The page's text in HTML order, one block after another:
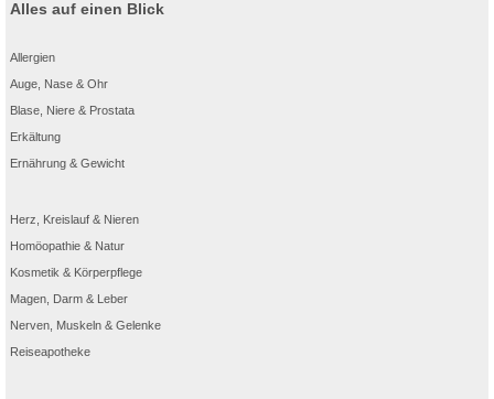
Seit über 70 Jahren der Experte bei Bauchschmerzen und -
krämpfen!
1. Haben Buscopan ®
Antwort:Buscopan
Alles auf einen Blick
Allergien
Auge, Nase & Ohr
Blase, Niere & Prostata
Erkältung
Ernährung & Gewicht
Herz, Kreislauf & Nieren
Homöopathie & Natur
Kosmetik & Körperpflege
Magen, Darm & Leber
Nerven, Muskeln & Gelenke
Reiseapotheke